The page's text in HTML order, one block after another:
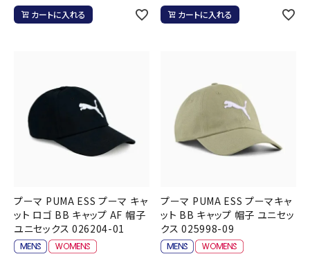
カートに入れる カートに入れる
プーマ PUMA ESS プーマ キャ
ット ロゴ BB キャップ AF 帽子
ユニセックス 026204-01
プーマ PUMA ESS プーマキャ
ット BB キャップ 帽子 ユニセッ
クス 025998-09